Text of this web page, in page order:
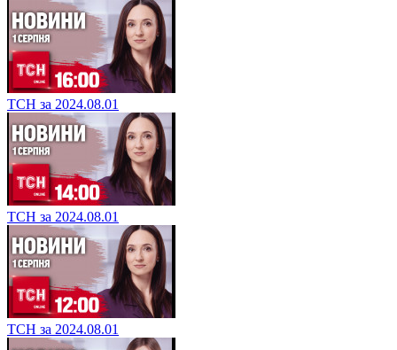
ТСН за 2024.08.01
ТСН за 2024.08.01
ТСН за 2024.08.01